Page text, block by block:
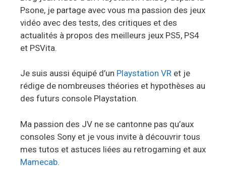
Psone, je partage avec vous ma passion des jeux
vidéo avec des tests, des critiques et des
actualités à propos des meilleurs jeux PS5, PS4
et PSVita.
Je suis aussi équipé d’un Playstation VR et je
rédige de nombreuses théories et hypothèses au
des futurs console Playstation.
Ma passion des JV ne se cantonne pas qu’aux
consoles Sony et je vous invite à découvrir tous
mes tutos et astuces liées au retrogaming et aux
Mamecab.